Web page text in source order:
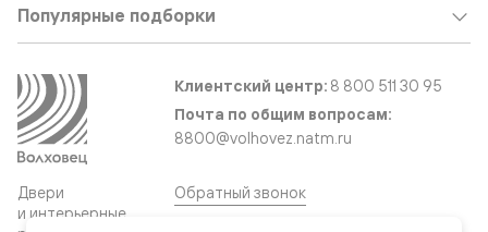
Двери
и интерьерные
Популярные подборки
Клиентский центр: 8 800 511 30 95
Почта по общим вопросам:
8800@volhovez.natm.ru
Обратный звонок